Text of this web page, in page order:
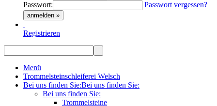
Passwort:
Passwort vergessen?
anmelden »
Registrieren
Menü
Trommelsteinschleiferei Welsch
Bei uns finden Sie:Bei uns finden Sie:
Bei uns finden Sie:
Trommelsteine